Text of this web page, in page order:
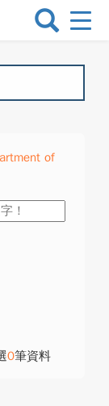
選
換
of
0筆資料